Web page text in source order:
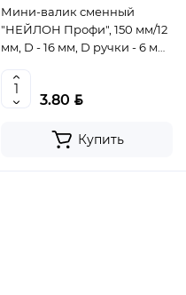
Мини-валик сменный
"НЕЙЛОН Профи", 150 мм/12
мм, D - 16 мм, D ручки - 6 мм,
3.80 BYN
Купить